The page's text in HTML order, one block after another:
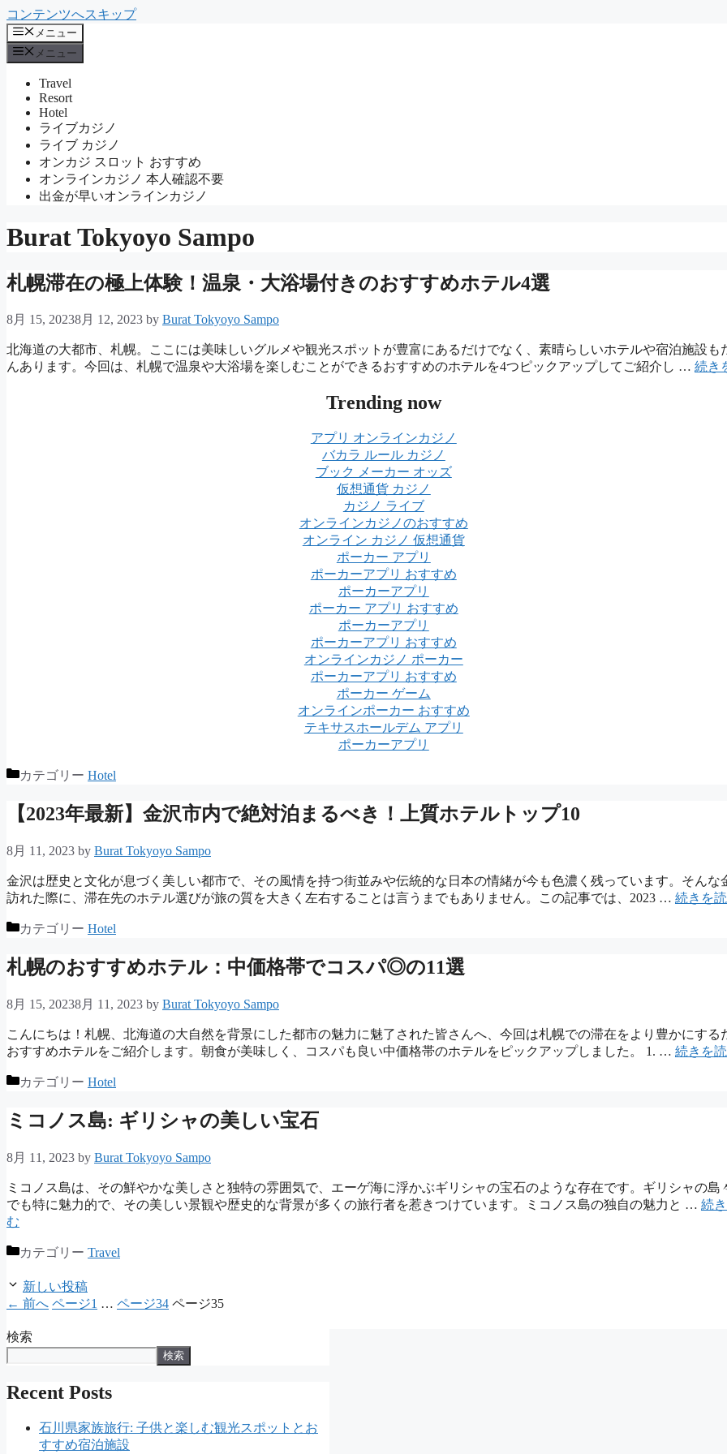
コンテンツへスキップ
メニュー
メニュー
Travel
Resort
Hotel
ライブカジノ
ライブ カジノ
オンカジ スロット おすすめ
オンラインカジノ 本人確認不要
出金が早いオンラインカジノ
Burat Tokyoyo Sampo
札幌滞在の極上体験！温泉・大浴場付きのおすすめホテル4選
8月 15, 20238月 12, 2023 by Burat Tokyoyo Sampo
北海道の大都市、札幌。ここには美味しいグルメや観光スポットが豊富にあるだけでなく、素晴らしいホテルや宿泊施設も
んあります。今回は、札幌で温泉や大浴場を楽しむことができるおすすめのホテルを4つピックアップしてご紹介し … 続き
Trending now
アプリ オンラインカジノ
バカラ ルール カジノ
ブック メーカー オッズ
仮想通貨 カジノ
カジノ ライブ
オンラインカジノのおすすめ
オンライン カジノ 仮想通貨
ポーカー アプリ
ポーカーアプリ おすすめ
ポーカーアプリ
ポーカー アプリ おすすめ
ポーカーアプリ
ポーカーアプリ おすすめ
オンラインカジノ ポーカー
ポーカーアプリ おすすめ
ポーカー ゲーム
オンラインポーカー おすすめ
テキサスホールデム アプリ
ポーカーアプリ
カテゴリー Hotel
【2023年最新】金沢市内で絶対泊まるべき！上質ホテルトップ10
8月 11, 2023 by Burat Tokyoyo Sampo
金沢は歴史と文化が息づく美しい都市で、その風情を持つ街並みや伝統的な日本の情緒が今も色濃く残っています。そんな
訪れた際に、滞在先のホテル選びが旅の質を大きく左右することは言うまでもありません。この記事では、2023 … 続きを
カテゴリー Hotel
札幌のおすすめホテル：中価格帯でコスパ◎の11選
8月 15, 20238月 11, 2023 by Burat Tokyoyo Sampo
こんにちは！札幌、北海道の大自然を背景にした都市の魅力に魅了された皆さんへ、今回は札幌での滞在をより豊かにする
おすすめホテルをご紹介します。朝食が美味しく、コスパも良い中価格帯のホテルをピックアップしました。 1. … 続きを
カテゴリー Hotel
ミコノス島: ギリシャの美しい宝石
8月 11, 2023 by Burat Tokyoyo Sampo
ミコノス島は、その鮮やかな美しさと独特の雰囲気で、エーゲ海に浮かぶギリシャの宝石のような存在です。ギリシャの島
でも特に魅力的で、その美しい景観や歴史的な背景が多くの旅行者を惹きつけています。ミコノス島の独自の魅力と … 続
む
カテゴリー Travel
新しい投稿
← 前へ ページ1 … ページ34 ページ35
検索
検索
Recent Posts
石川県家族旅行: 子供と楽しむ観光スポットとお
すすめ宿泊施設